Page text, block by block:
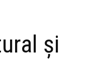
şi